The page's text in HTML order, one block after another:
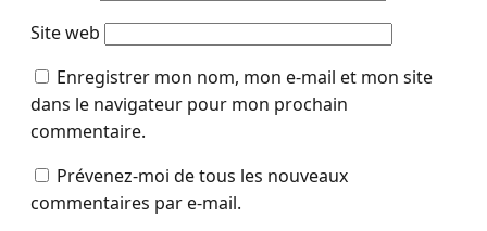
Site web
Enregistrer mon nom, mon e-mail et mon site
dans le navigateur pour mon prochain
commentaire.
Prévenez-moi de tous les nouveaux
commentaires par e-mail.